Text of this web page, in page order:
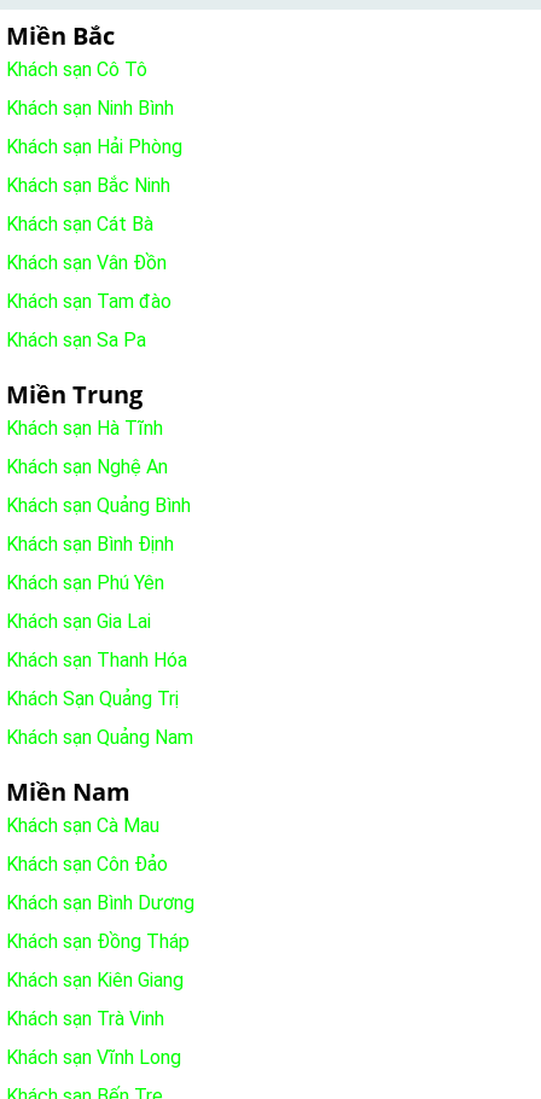
Miền Bắc
Khách sạn Cô Tô
Khách sạn Ninh Bình
Khách sạn Hải Phòng
Khách sạn Bắc Ninh
Khách sạn Cát Bà
Khách sạn Vân Đồn
Khách sạn Tam đào
Khách sạn Sa Pa
Miền Trung
Khách sạn Hà Tĩnh
Khách sạn Nghệ An
Khách sạn Quảng Bình
Khách sạn Bình Định
Khách sạn Phú Yên
Khách sạn Gia Lai
Khách sạn Thanh Hóa
Khách Sạn Quảng Trị
Khách sạn Quảng Nam
Miền Nam
Khách sạn Cà Mau
Khách sạn Côn Đảo
Khách sạn Bình Dương
Khách sạn Đồng Tháp
Khách sạn Kiên Giang
Khách sạn Trà Vinh
Khách sạn Vĩnh Long